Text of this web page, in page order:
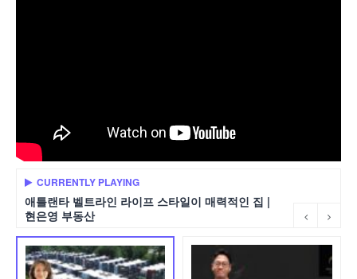
CURRENTLY PLAYING
애틀랜타 벨트라인 라이프 스타일이 매력적인 집 |
현은영 부동산